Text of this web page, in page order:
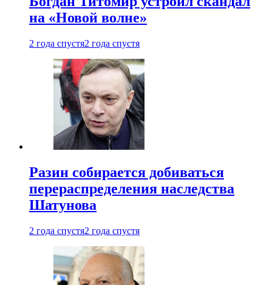
на «Новой волне»
2 года спустя2 года спустя
Разин собирается добиваться
перераспределения наследства
Шатунова
2 года спустя2 года спустя